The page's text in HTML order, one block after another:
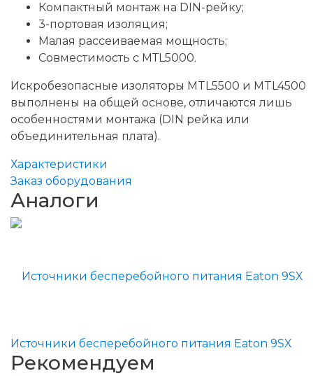
Компактный монтаж на DIN-рейку;
3-портовая изоляция;
Малая рассеиваемая мощность;
Совместимость с МТL5000.
Искробезопасные изоляторы MTL5500 и MTL4500
выполнены на общей основе, отличаются лишь
особенностями монтажа (DIN рейка или
объединительная плата).
Характеристики
Заказ оборудования
Аналоги
Источники бесперебойного питания Eaton 9SX
Рекомендуем